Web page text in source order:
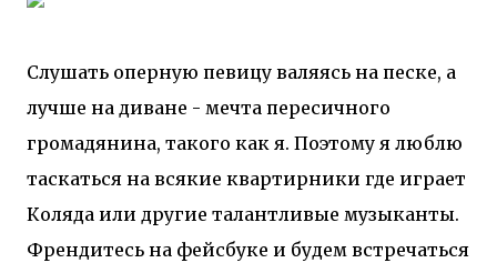
Слушать оперную певицу валяясь на песке, а
лучше на диване - мечта пересичного
громадянина, такого как я. Поэтому я люблю
таскаться на всякие квартирники где играет
Коляда или другие талантливые музыканты.
Френдитесь на фейсбуке и будем встречаться